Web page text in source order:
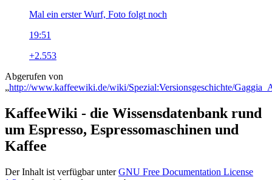
Mal ein erster Wurf, Foto folgt noch
19:51
+2.553
Abgerufen von
„http://www.kaffeewiki.de/wiki/Spezial:Versionsgeschichte/
KaffeeWiki - die Wissensdatenbank rund
um Espresso, Espressomaschinen und
Kaffee
Der Inhalt ist verfügbar unterGNU Free Documentation License